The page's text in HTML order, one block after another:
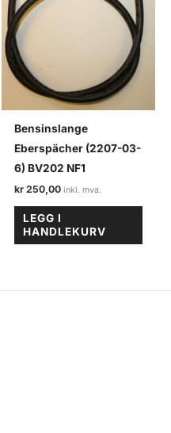
Bensinslange
Eberspächer (2207-03-
6) BV202 NF1
kr 250,00
LEGG I
HANDLEKURV